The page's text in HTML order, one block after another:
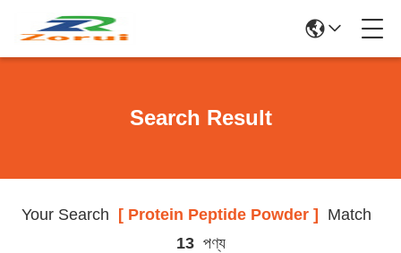
Search Result
Your Search [ Protein Peptide Powder ]
Match
13পণ্য